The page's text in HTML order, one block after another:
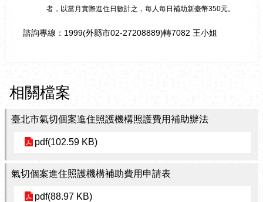
者，以當月實際進住日數計之，每人每日補助新臺幣350元。
諮詢專線：1999(外縣市02-27208889)轉7082 王小姐
相關檔案
臺北市氣切個案進住照護機構照護費用補助辦法
pdf(102.59 KB)
氣切個案進住照護機構補助費用申請表
pdf(88.97 KB)